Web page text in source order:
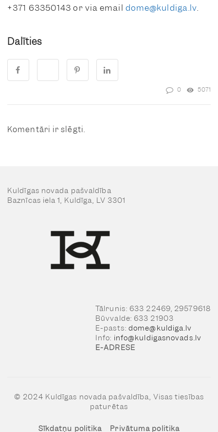
+371 63350143 or via email dome@kuldiga.lv.
Dalīties
0 5071
Komentāri ir slēgti.
Kuldīgas novada pašvaldība
Baznīcas iela 1, Kuldīga, LV 3301
Tālrunis: 633 22469, 29579618
Būvvalde: 633 21903
E-pasts: dome@kuldiga.lv
Info: info@kuldigasnovads.lv
E-ADRESE
© 2024 Kuldīgas novada pašvaldība, Visas tiesības
paturētas
Sīkdatņu politika Privātuma politika